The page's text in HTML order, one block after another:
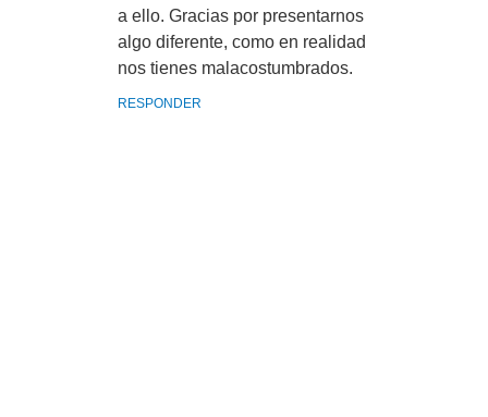
a ello. Gracias por presentarnos
algo diferente, como en realidad
nos tienes malacostumbrados.
RESPONDER